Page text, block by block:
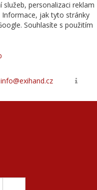
personalizaci reklam
jak tyto stránky
Souhlasíte s použitím
info@exihand.cz